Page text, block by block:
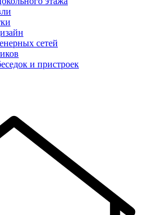
сетей
и пристроек